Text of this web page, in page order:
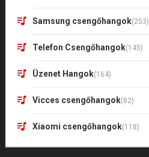
Samsung csengőhangok(253)
Telefon Csengőhangok(145)
Üzenet Hangok(164)
Vicces csengőhangok(82)
Xiaomi csengőhangok(118)